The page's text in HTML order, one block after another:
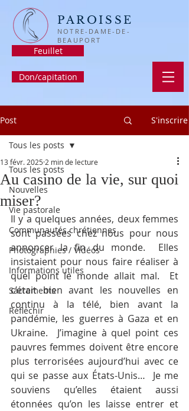
PAROISSE
NOTRE-DAME-DE-
BEAUPORT
Feuillet
Don/capitation
Post S'inscrire
Tous les posts
Nouvelles
Vie pastorale
Communautés chrétiennes
Photographies / Vidéos
Informations utiles
Sacrements
Réfléchir
Tous les posts
Au casino de la vie, sur quoi
miser?
13 févr. 2025 2 min de lecture
Il y a quelques années, deux femmes
sont passées chez nous pour nous
annoncer la fin du monde.  Elles
insistaient pour nous faire réaliser à
quel point le monde allait mal.  Et
c’était bien avant les nouvelles en
continu à la télé, bien avant la
pandémie, les guerres à Gaza et en
Ukraine.  J’imagine à quel point ces
pauvres femmes doivent être encore
plus terrorisées aujourd’hui avec ce
qui se passe aux États-Unis…  Je me
souviens qu’elles étaient aussi
étonnées qu’on les laisse entrer et